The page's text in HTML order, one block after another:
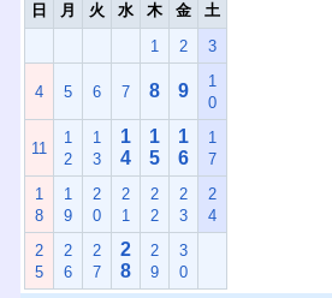
日
月 火 水 木 金
土
1
2 3
4 5 6 7 8 9
1
0
11
1
2
1
3
1
4
1
5
1
6
1
7
1
8
1
9
2
0
2
1
2
2
2
3
2
4
2
5
2
6
2
7
2
8
2
9
3
0